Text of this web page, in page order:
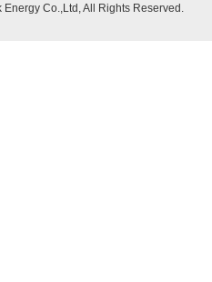
Co.,Ltd, All Rights Reserved.